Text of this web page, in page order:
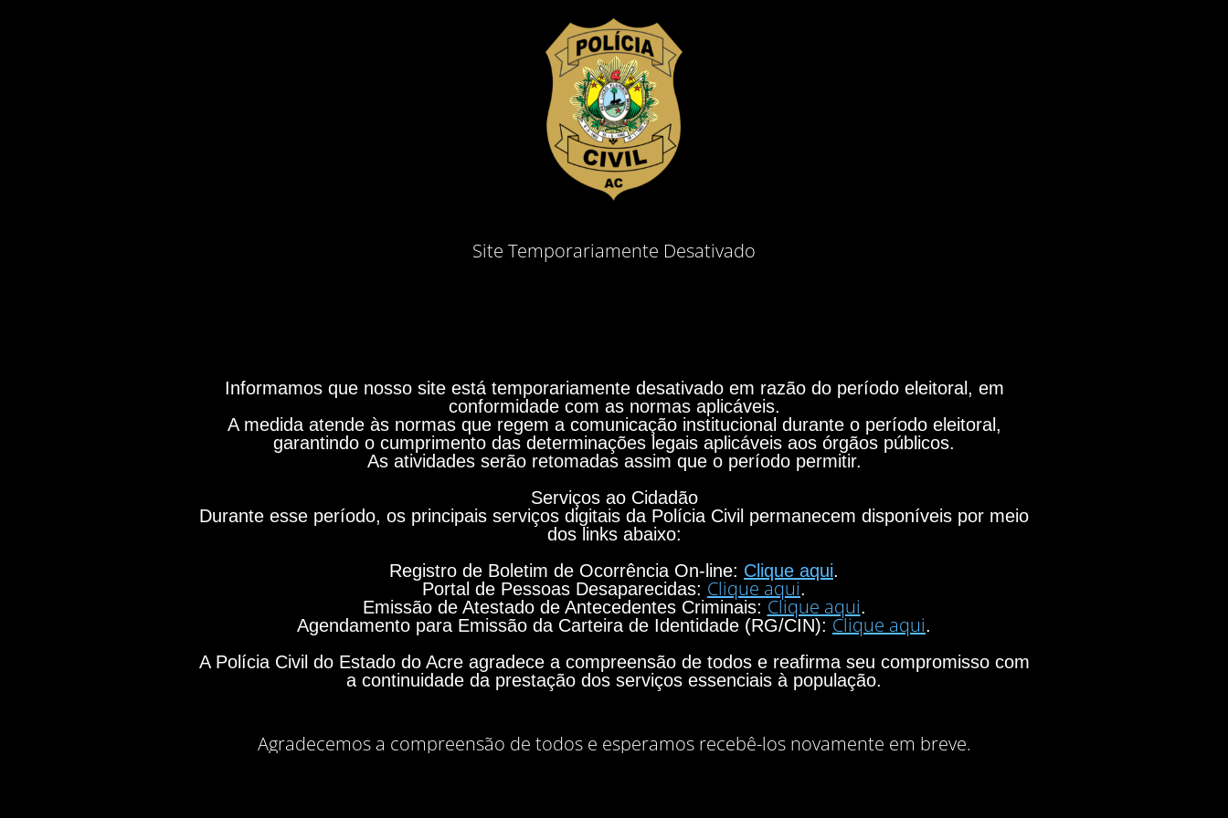
Site Temporariamente Desativado
Informamos que nosso site está temporariamente desativado em razão do período eleitoral, em
conformidade com as normas aplicáveis.
A medida atende às normas que regem a comunicação institucional durante o período eleitoral,
garantindo o cumprimento das determinações legais aplicáveis aos órgãos públicos.
As atividades serão retomadas assim que o período permitir.
Serviços ao Cidadão
Durante esse período, os principais serviços digitais da Polícia Civil permanecem disponíveis por meio
dos links abaixo:
Registro de Boletim de Ocorrência On-line: Clique aqui.
Portal de Pessoas Desaparecidas: Clique aqui.
Emissão de Atestado de Antecedentes Criminais: Clique aqui.
Agendamento para Emissão da Carteira de Identidade (RG/CIN): Clique aqui.
A Polícia Civil do Estado do Acre agradece a compreensão de todos e reafirma seu compromisso com
a continuidade da prestação dos serviços essenciais à população.
Agradecemos a compreensão de todos e esperamos recebê-los novamente em breve.